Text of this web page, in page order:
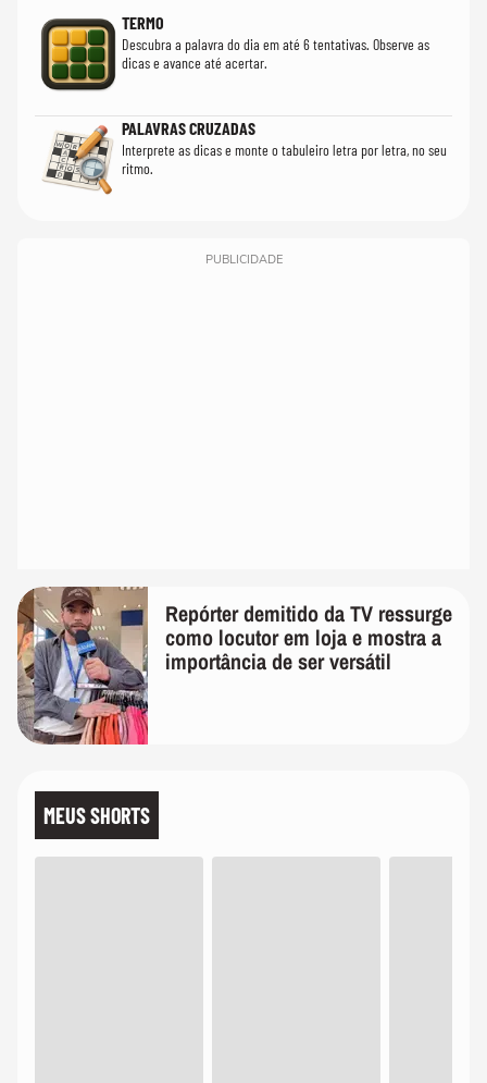
TERMO
Descubra a palavra do dia em até 6 tentativas. Observe as
dicas e avance até acertar.
PALAVRAS CRUZADAS
Interprete as dicas e monte o tabuleiro letra por letra, no seu
ritmo.
PUBLICIDADE
Repórter demitido da TV ressurge
como locutor em loja e mostra a
importância de ser versátil
MEUS SHORTS